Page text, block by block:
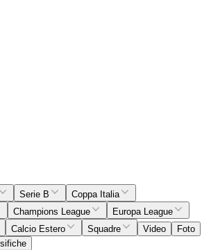
Serie B
Coppa Italia
Champions League
Europa League
Calcio Estero Squadre Video
Foto